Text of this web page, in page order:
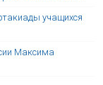
учащихся
Максима